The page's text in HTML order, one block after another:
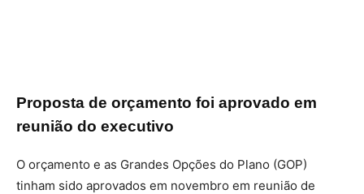
Proposta de orçamento foi aprovado em
reunião do executivo
O orçamento e as Grandes Opções do Plano (GOP)
tinham sido aprovados em novembro em reunião de